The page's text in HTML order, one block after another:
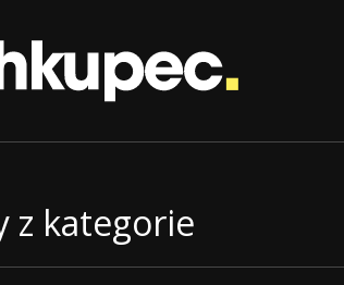
z kategorie